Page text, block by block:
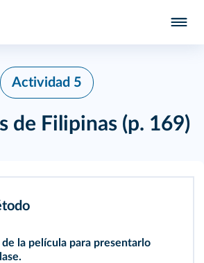
Actividad 5
de Filipinas (p. 169)
la película para presentarlo